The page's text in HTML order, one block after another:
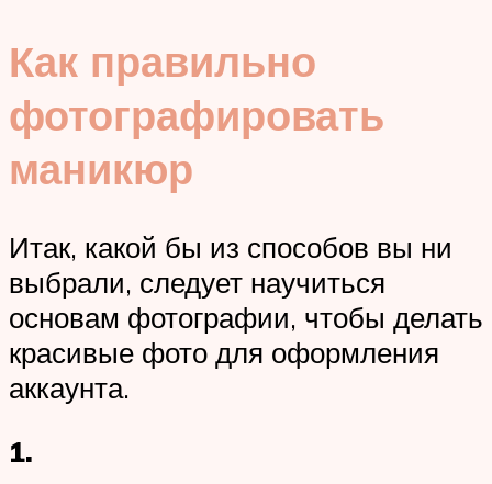
Как правильно
фотографировать
маникюр
Итак, какой бы из способов вы ни
выбрали, следует научиться
основам фотографии, чтобы делать
красивые фото для оформления
аккаунта.
1.